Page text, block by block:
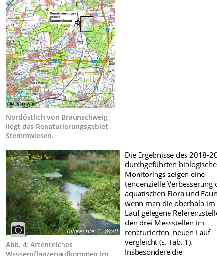
Bildrechte:NLWKN
Nordöstlich von Braunschweig
liegt das Renaturierungsgebiet
Stemmwiesen.
Bildrechte:C. Wolff
Abb. 4: Artenreiches
Wasserpflanzenaufkommen im
Die Ergebnisse des 2018-
durchgeführten
Monitorings zeigen eine
tendenzielle Verbesserung
aquatischen Flora und
wenn man die oberhalb im
Lauf gelegene
den drei Messstellen im
renaturierten, neuen Lauf
vergleicht (s. Tab. 1).
Insbesondere die